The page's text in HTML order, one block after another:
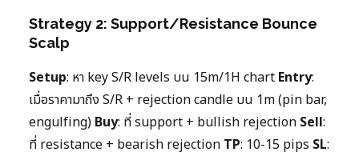
Strategy 2: Support/Resistance Bounce
Scalp
Setup: หา key S/R levels บน 15m/1H chart Entry:
เมื่อราคามาถึง S/R + rejection candle บน 1m (pin bar,
engulfing) Buy: ที่ support + bullish rejection Sell:
ที่ resistance + bearish rejection TP: 10-15 pips SL: